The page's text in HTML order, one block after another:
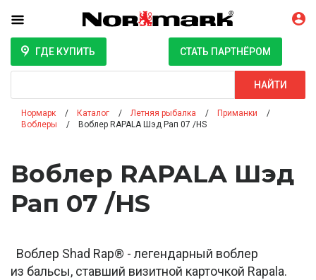
ГДЕ КУПИТЬ СТАТЬ ПАРТНЁРОМ
НАЙТИ
Нормарк Каталог Летняя рыбалка
Приманки
Воблеры
Воблер RAPALA Шэд Рап 07 /HS
Воблер RAPALA Шэд
Рап 07 /HS
Воблер Shad Rap® - легендарный воблер
из бальсы, ставший визитной карточкой Rapala.